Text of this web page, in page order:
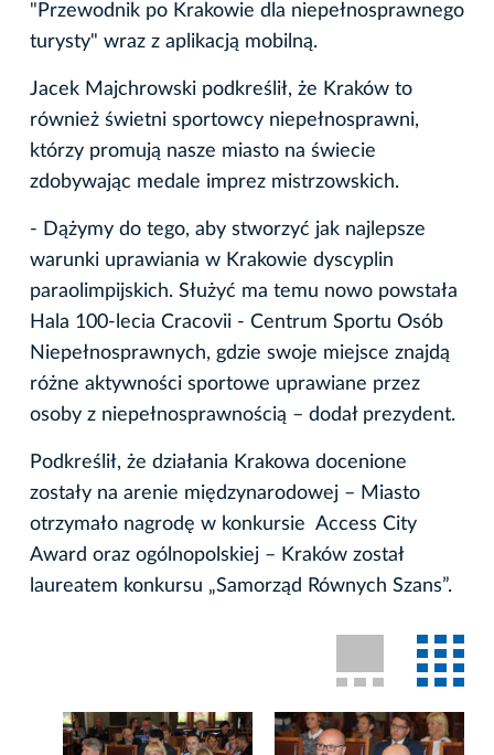
"Przewodnik po Krakowie dla niepełnosprawnego
turysty" wraz z aplikacją mobilną.
Jacek Majchrowski podkreślił, że Kraków to
również świetni sportowcy niepełnosprawni,
którzy promują nasze miasto na świecie
zdobywając medale imprez mistrzowskich.
- Dążymy do tego, aby stworzyć jak najlepsze
warunki uprawiania w Krakowie dyscyplin
paraolimpijskich. Służyć ma temu nowo powstała
Hala 100-lecia Cracovii - Centrum Sportu Osób
Niepełnosprawnych, gdzie swoje miejsce znajdą
różne aktywności sportowe uprawiane przez
osoby z niepełnosprawnością – dodał prezydent.
Podkreślił, że działania Krakowa docenione
zostały na arenie międzynarodowej – Miasto
otrzymało nagrodę w konkursie Access City
Award oraz ogólnopolskiej – Kraków został
laureatem konkursu „Samorząd Równych Szans”.